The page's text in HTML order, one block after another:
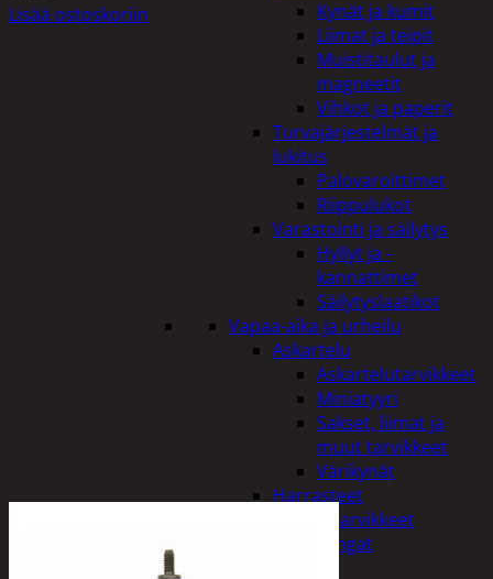
Kynät ja kumit
Liimat ja teipit
Muistitaulut ja
magneetit
Vihkot ja paperit
Turvajärjestelmät ja
lukitus
Palovaroittimet
Riippulukot
Varastointi ja säilytys
Hyllyt ja -
kannattimet
Säilytyslaatikot
Vapaa-aika ja urheilu
Askartelu
Askartelutarvikkeet
Miniatyyri
Sakset, liimat ja
muut tarvikkeet
Värikynät
Harrasteet
Käsityötarvikkeet
Langat
Lisää ostoskoriin